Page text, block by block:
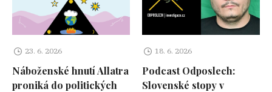
23. 6. 2026
Náboženské hnutí Allatra
proniká do politických
18. 6. 2026
Podcast Odposlech:
Slovenské stopy v